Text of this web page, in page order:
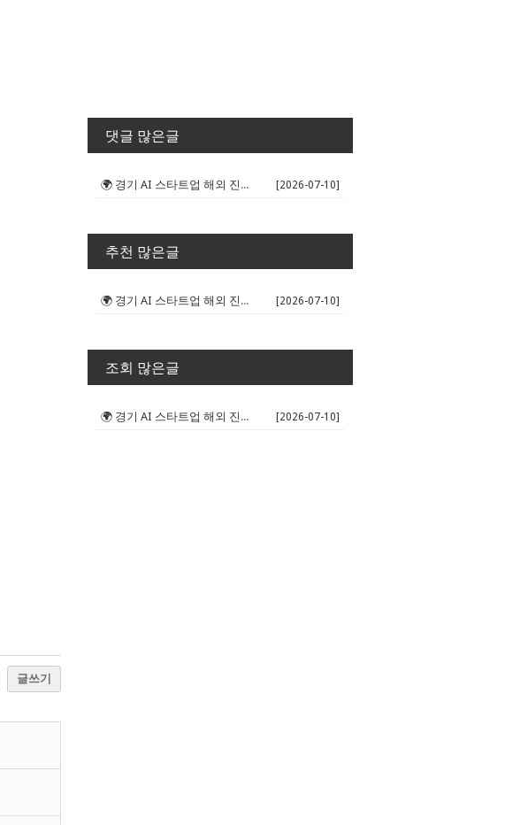
글쓰기
댓글 많은글
🌍 경기 AI 스타트업 해외 진출 판... [2026-07-10]
추천 많은글
🌍 경기 AI 스타트업 해외 진출 판... [2026-07-10]
조회 많은글
🌍 경기 AI 스타트업 해외 진출 판... [2026-07-10]